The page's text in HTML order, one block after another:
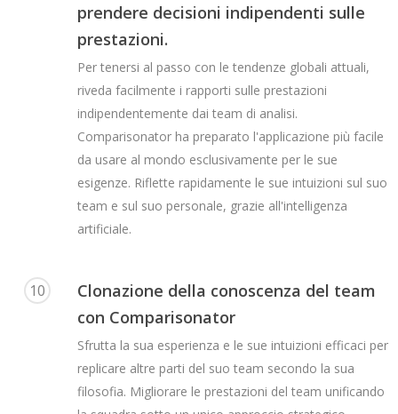
prendere decisioni indipendenti sulle
prestazioni.
Per tenersi al passo con le tendenze globali attuali,
riveda facilmente i rapporti sulle prestazioni
indipendentemente dai team di analisi.
Comparisonator ha preparato l'applicazione più facile
da usare al mondo esclusivamente per le sue
esigenze. Riflette rapidamente le sue intuizioni sul suo
team e sul suo personale, grazie all'intelligenza
artificiale.
10
Clonazione della conoscenza del team
con Comparisonator
Sfrutta la sua esperienza e le sue intuizioni efficaci per
replicare altre parti del suo team secondo la sua
filosofia. Migliorare le prestazioni del team unificando